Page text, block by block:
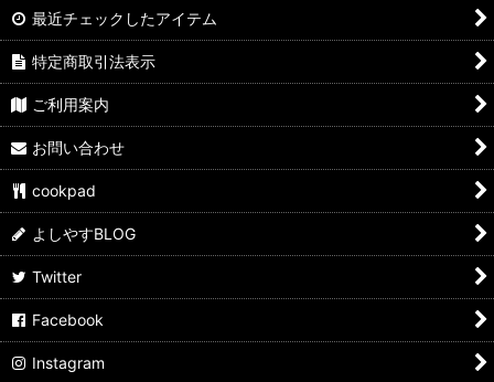
最近チェックしたアイテム
特定商取引法表示
ご利用案内
お問い合わせ
cookpad
よしやすBLOG
Twitter
Facebook
Instagram